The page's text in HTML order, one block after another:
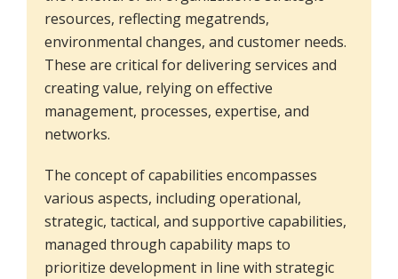
resources, reflecting megatrends,
environmental changes, and customer needs.
These are critical for delivering services and
creating value, relying on effective
management, processes, expertise, and
networks.
The concept of capabilities encompasses
various aspects, including operational,
strategic, tactical, and supportive capabilities,
managed through capability maps to
prioritize development in line with strategic